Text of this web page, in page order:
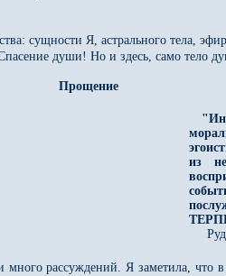
сущности Я, астрального тела,
души! Но и здесь, само
Прощение
из
рассуждений. Я заметила, что в